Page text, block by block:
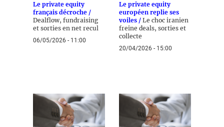
Le private equity
français décroche /
Dealflow, fundraising
et sorties en net recul
06/05/2026 - 11:00
Le private equity
européen replie ses
voiles / Le choc iranien
freine deals, sorties et
collecte
20/04/2026 - 15:00